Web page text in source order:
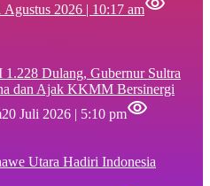
Agustus 2026 | 10:17 am
Dulang, Gubernur Sultra
dan Ajak KKMM Bersinergi
20 Juli 2026 | 5:10 pm
Utara Hadiri Indonesia